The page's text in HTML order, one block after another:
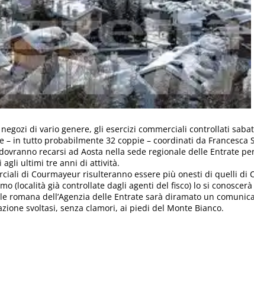
di vario genere, gli esercizi commerciali controllati
– in tutto probabilmente 32 coppie – coordinati da Francesca
recarsi ad Aosta nella sede regionale delle Entrate
ultimi tre anni di attività.
di Courmayeur risulteranno essere più onesti di quelli di
(località già controllate dagli agenti del fisco) lo si
romana dell’Agenzia delle Entrate sarà diramato un
svoltasi, senza clamori, ai piedi del Monte Bianco.